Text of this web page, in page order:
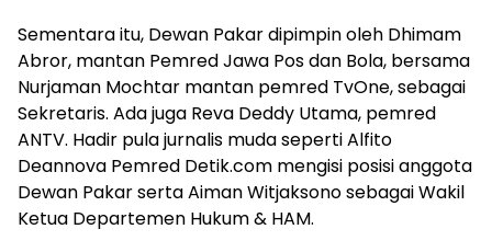
Sementara itu, Dewan Pakar dipimpin oleh Dhimam
Abror, mantan Pemred Jawa Pos dan Bola, bersama
Nurjaman Mochtar mantan pemred TvOne, sebagai
Sekretaris. Ada juga Reva Deddy Utama, pemred
ANTV. Hadir pula jurnalis muda seperti Alfito
Deannova Pemred Detik.com mengisi posisi anggota
Dewan Pakar serta Aiman Witjaksono sebagai Wakil
Ketua Departemen Hukum & HAM.